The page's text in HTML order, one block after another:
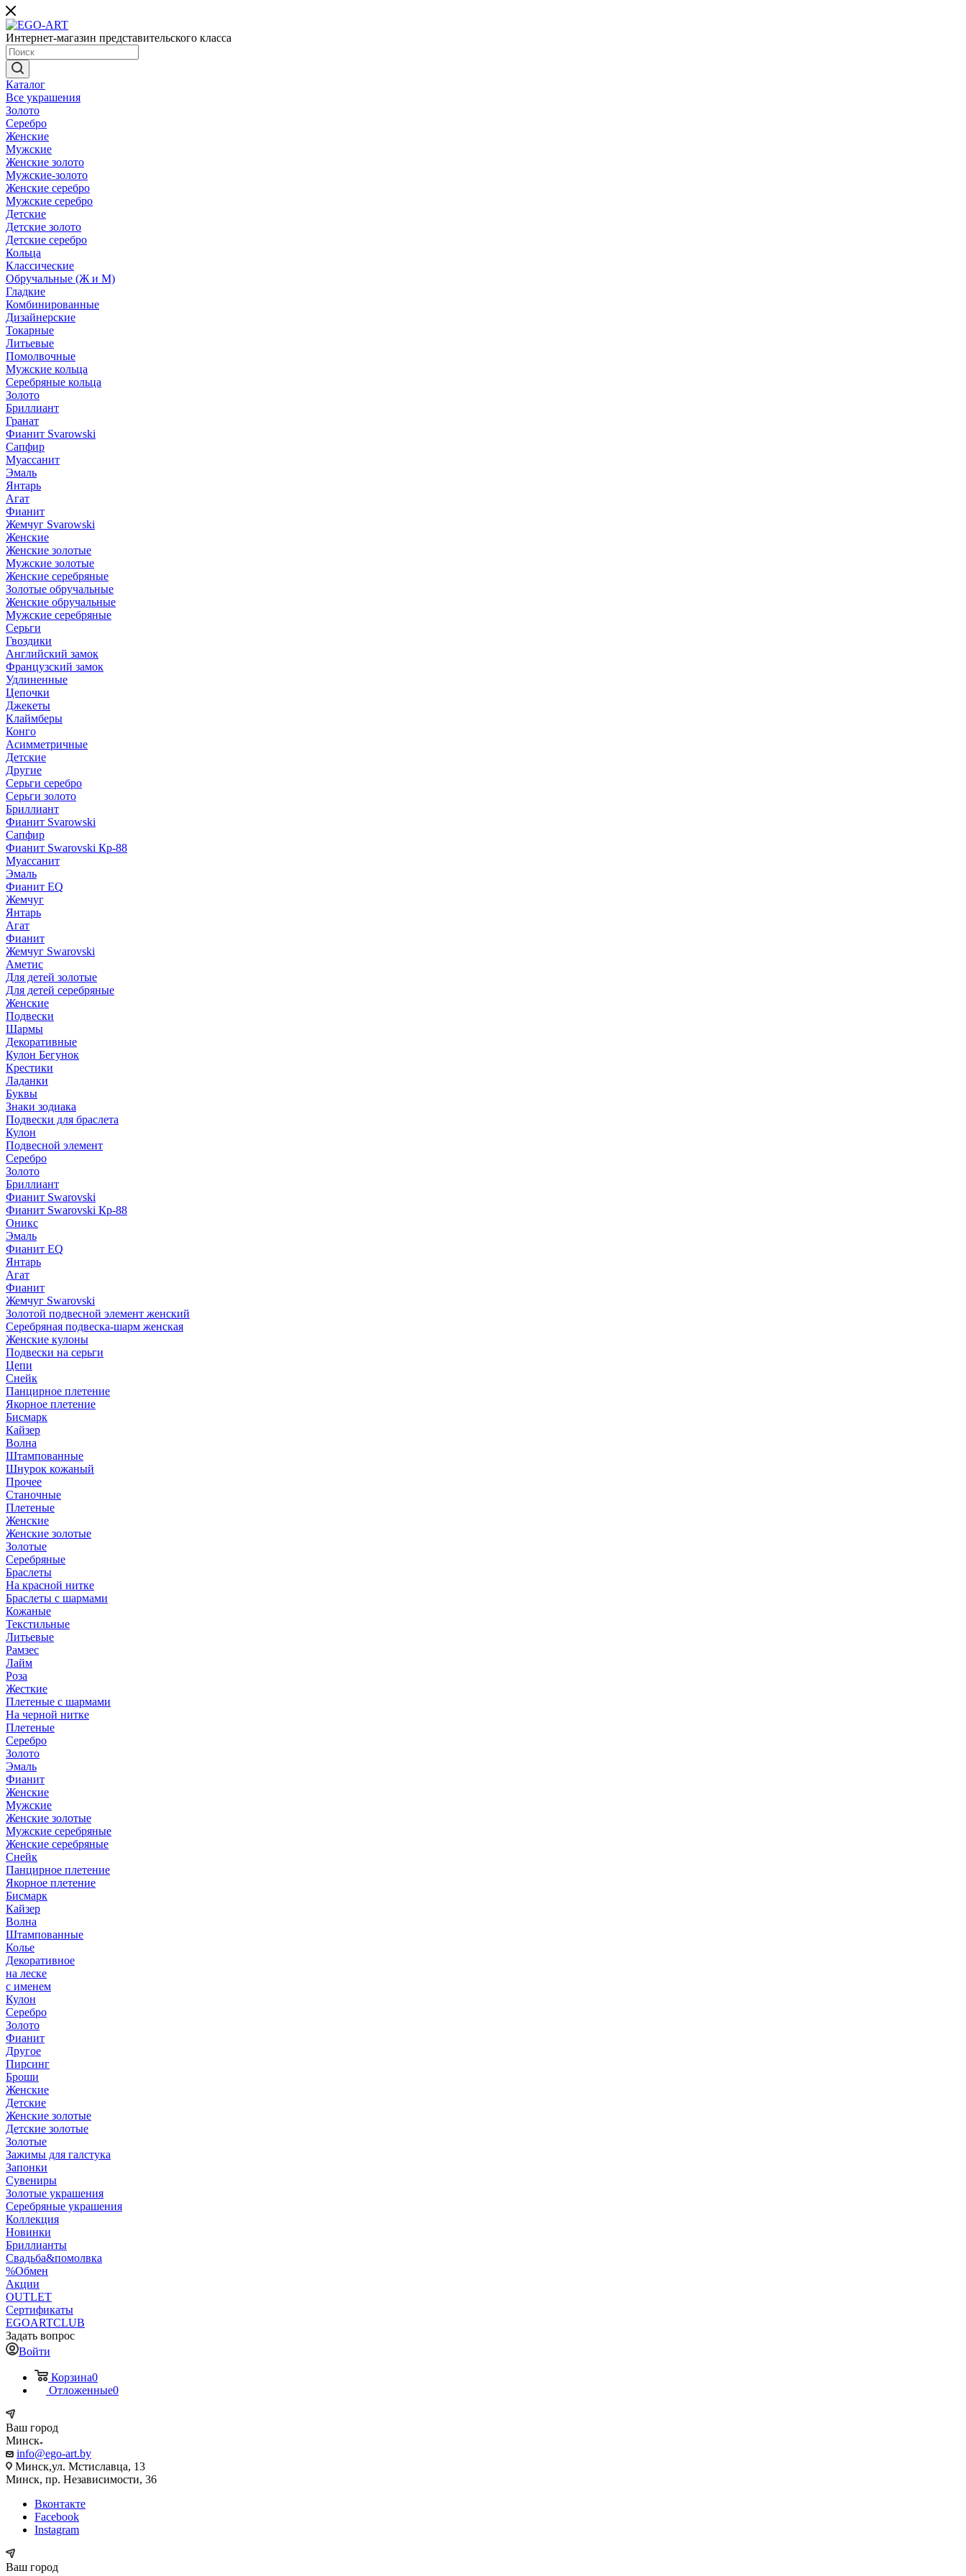
Интернет-магазин представительского класса
Каталог
Все украшения
Золото
Серебро
Женские
Мужские
Женские золото
Мужские-золото
Женские серебро
Мужские серебро
Детские
Детские золото
Детские серебро
Кольца
Классические
Обручальные (Ж и М)
Гладкие
Комбинированные
Дизайнерские
Токарные
Литьевые
Помолвочные
Мужские кольца
Серебряные кольца
Золото
Бриллиант
Гранат
Фианит Svarowski
Сапфир
Муассанит
Эмаль
Янтарь
Агат
Фианит
Жемчуг Svarowski
Женские
Женские золотые
Мужские золотые
Женские серебряные
Золотые обручальные
Женские обручальные
Мужские серебряные
Серьги
Гвоздики
Английский замок
Французский замок
Удлиненные
Цепочки
Джекеты
Клаймберы
Конго
Асимметричные
Детские
Другие
Серьги серебро
Серьги золото
Бриллиант
Фианит Svarowski
Сапфир
Фианит Swarovski Кр-88
Муассанит
Эмаль
Фианит EQ
Жемчуг
Янтарь
Агат
Фианит
Жемчуг Swarovski
Аметис
Для детей золотые
Для детей серебряные
Женские
Подвески
Шармы
Декоративные
Кулон Бегунок
Крестики
Ладанки
Буквы
Знаки зодиака
Подвески для браслета
Кулон
Подвесной элемент
Серебро
Золото
Бриллиант
Фианит Swarovski
Фианит Swarovski Кр-88
Оникс
Эмаль
Фианит EQ
Янтарь
Агат
Фианит
Жемчуг Swarovski
Золотой подвесной элемент женcкий
Серебряная подвеска-шарм женская
Женские кулоны
Подвески на серьги
Цепи
Снейк
Панцирное плетение
Якорное плетение
Бисмарк
Кайзер
Волна
Штампованные
Шнурок кожаный
Прочее
Станочные
Плетеные
Женские
Женские золотые
Золотые
Серебряные
Браслеты
На красной нитке
Браслеты с шармами
Кожаные
Текстильные
Литьевые
Рамзес
Лайм
Роза
Жесткие
Плетеные с шармами
На черной нитке
Плетеные
Серебро
Золото
Эмаль
Фианит
Женские
Мужские
Женские золотые
Мужские серебряные
Женские серебряные
Снейк
Панцирное плетение
Якорное плетение
Бисмарк
Кайзер
Волна
Штампованные
Колье
Декоративное
на леске
с именем
Кулон
Серебро
Золото
Фианит
Другое
Пирсинг
Броши
Женские
Детские
Женские золотые
Детские золотые
Золотые
Зажимы для галстука
Запонки
Сувениры
Золотые украшения
Серебряные украшения
Коллекция
Новинки
Бриллианты
Свадьба&помолвка
%Обмен
Акции
OUTLET
Сертификаты
EGOARTCLUB
Задать вопрос
Войти
Корзина0
Отложенные0
Ваш город
Минск
info@ego-art.by
Минск,ул. Мстиславца, 13
Минск, пр. Независимости, 36
Вконтакте
Facebook
Instagram
Ваш город